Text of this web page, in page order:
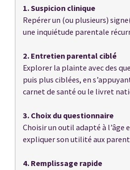
1. Suspicion clinique
Repérer un (ou plusieurs)
une inquiétude parentale
2. Entretien parental ciblé
Explorer la plainte avec des
puis plus ciblées, en
carnet de santé ou le livret
3. Choix du questionnaire
Choisir un outil adapté à l’âge
expliquer son utilité aux
4. Remplissage rapide